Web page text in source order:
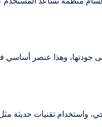
جودتها، وهذا عنصر